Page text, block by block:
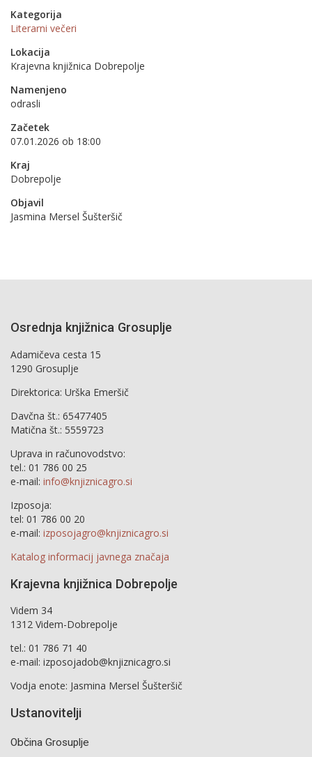
Kategorija
Literarni večeri
Lokacija
Krajevna knjižnica Dobrepolje
Namenjeno
odrasli
Začetek
07.01.2026 ob 18:00
Kraj
Dobrepolje
Objavil
Jasmina Mersel Šušteršič
Osrednja knjižnica Grosuplje
Adamičeva cesta 15
1290 Grosuplje
Direktorica: Urška Emeršič
Davčna št.: 65477405
Matična št.: 5559723
Uprava in računovodstvo:
tel.: 01 786 00 25
e-mail: info@knjiznicagro.si
Izposoja:
tel: 01 786 00 20
e-mail: izposojagro@knjiznicagro.si
Katalog informacij javnega značaja
Krajevna knjižnica Dobrepolje
Videm 34
1312 Videm-Dobrepolje
tel.: 01 786 71 40
e-mail: izposojadob@knjiznicagro.si
Vodja enote: Jasmina Mersel Šušteršič
Ustanovitelji
Občina Grosuplje